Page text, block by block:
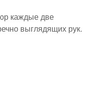
каждые две
выглядящих рук.